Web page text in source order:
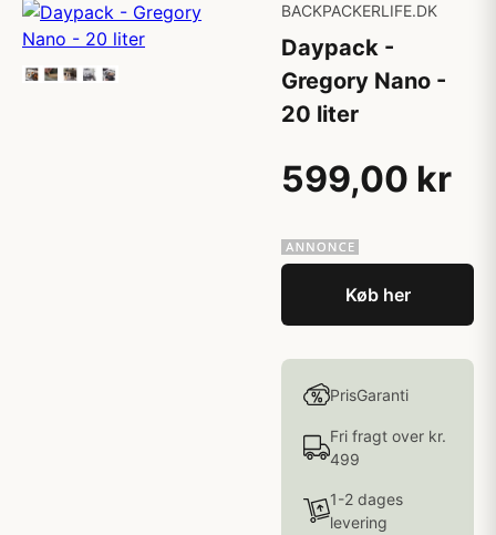
BACKPACKERLIFE.DK
Daypack -
Gregory Nano -
20 liter
599,00 kr
Køb her
PrisGaranti
Fri fragt over kr.
499
1-2 dages
levering